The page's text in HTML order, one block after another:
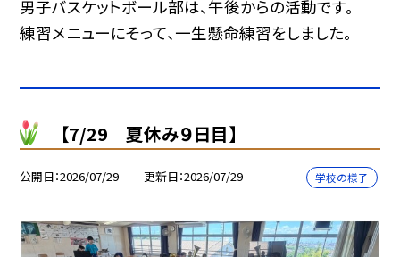
男子バスケットボール部は、午後からの活動です。
練習メニューにそって、一生懸命練習をしました。
【7/29 夏休み９日目】
公開日 2026/07/29 更新日 2026/07/29 学校の様子